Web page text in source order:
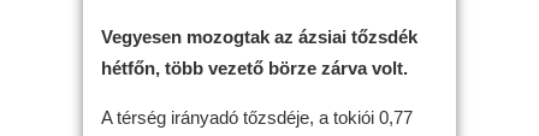
Vegyesen mozogtak az ázsiai tőzsdék
hétfőn, több vezető börze zárva volt.
A térség irányadó tőzsdéje, a tokiói 0,77